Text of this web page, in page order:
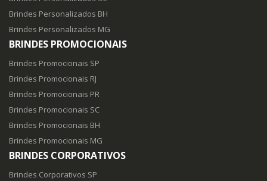
Brindes Personalizados BH
Brindes Personalizados MG
BRINDES PROMOCIONAIS
Brindes Promocionais SP
Brindes Promocionais RJ
Brindes Promocionais PR
Brindes Promocionais SC
Brindes Promocionais BH
Brindes Promocionais MG
BRINDES CORPORATIVOS
Brindes Corporativos SP